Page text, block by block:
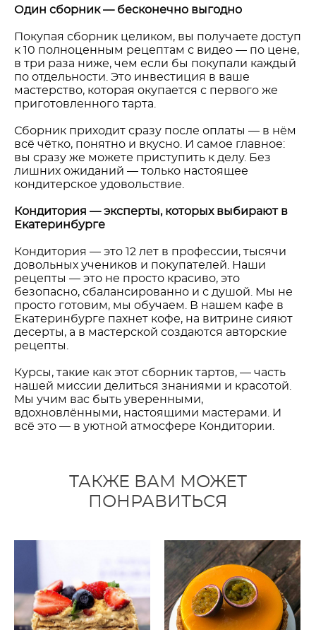
Один сборник — бесконечно выгодно
Покупая сборник целиком, вы получаете доступ
к 10 полноценным рецептам с видео — по цене,
в три раза ниже, чем если бы покупали каждый
по отдельности. Это инвестиция в ваше
мастерство, которая окупается с первого же
приготовленного тарта.
Сборник приходит сразу после оплаты — в нём
всё чётко, понятно и вкусно. И самое главное:
вы сразу же можете приступить к делу. Без
лишних ожиданий — только настоящее
кондитерское удовольствие.
Кондитория — эксперты, которых выбирают в
Екатеринбурге
Кондитория — это 12 лет в профессии, тысячи
довольных учеников и покупателей. Наши
рецепты — это не просто красиво, это
безопасно, сбалансированно и с душой. Мы не
просто готовим, мы обучаем. В нашем кафе в
Екатеринбурге пахнет кофе, на витрине сияют
десерты, а в мастерской создаются авторские
рецепты.
Курсы, такие как этот сборник тартов, — часть
нашей миссии делиться знаниями и красотой.
Мы учим вас быть уверенными,
вдохновлёнными, настоящими мастерами. И
всё это — в уютной атмосфере Кондитории.
ТАКЖЕ ВАМ МОЖЕТ
ПОНРАВИТЬСЯ